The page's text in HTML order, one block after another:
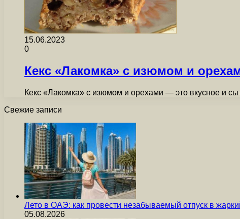
15.06.2023
0
Кекс «Лакомка» с изюмом и
Кекс «Лакомка» с изюмом и орехами — это вкусное и
Свежие записи
Лето в ОАЭ: как провести незабываемый отпуск в
05.08.2026